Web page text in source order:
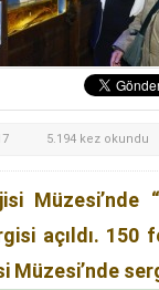
5.194 kez okundu
Müzesi’nde
açıldı.
Müzesi’nde